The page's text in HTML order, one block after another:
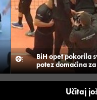
BiH opet pokorila
potez domaćina
Učitaj